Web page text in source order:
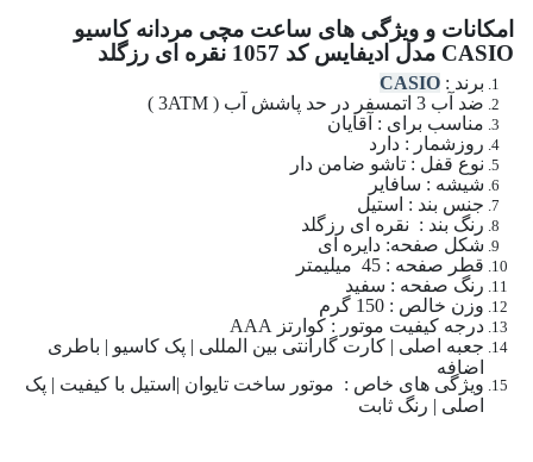
امکانات و ویژگی های ساعت مچی مردانه کاسیو
CASIO مدل ادیفایس کد 1057 نقره ای رزگلد
برند :CASIO
ضد آب 3 اتمسفر در حد پاشش آب ( 3ATM )
مناسب برای : آقایان
روزشمار : دارد
نوع قفل : تاشو ضامن دار
شیشه : سافایر
جنس بند : استیل
رنگ بند : نقره ای رزگلد
شکل صفحه: دایره ای
قطر صفحه : 45 میلیمتر
رنگ صفحه : سفید
وزن خالص : 150 گرم
درجه کیفیت موتور : کوارتز AAA
جعبه اصلی | کارت گارانتی بین المللی | پک کاسیو | باطری
اضافه
ویژگی های خاص : موتور ساخت تایوان |استیل با کیفیت | پک
اصلی | رنگ ثابت